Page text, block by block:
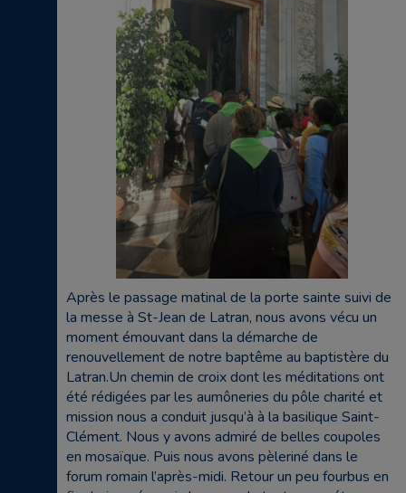
Après le passage matinal de la porte sainte suivi de
la messe à St-Jean de Latran, nous avons vécu un
moment émouvant dans la démarche de
renouvellement de notre baptême au baptistère du
Latran.Un chemin de croix dont les méditations ont
été rédigées par les aumôneries du pôle charité et
mission nous a conduit jusqu’à à la basilique Saint-
Clément. Nous y avons admiré de belles coupoles
en mosaïque. Puis nous avons pèleriné dans le
forum romain l’après-midi. Retour un peu fourbus en